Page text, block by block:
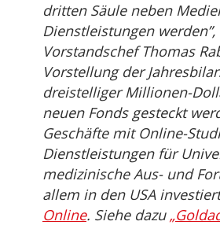
dritten Säule neben
Dienstleistungen werden”,
Vorstandschef Thomas
Vorstellung der
dreistelliger Millionen-
neuen Fonds gesteckt
Geschäfte mit Online-
Dienstleistungen für
medizinische Aus- und
allem in den USA
Online. Siehe dazu